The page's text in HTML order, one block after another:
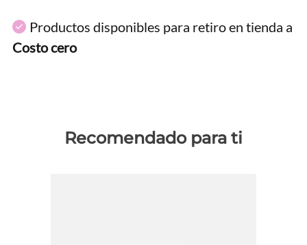
Productos disponibles para retiro en tienda a
Costo cero
Recomendado para ti